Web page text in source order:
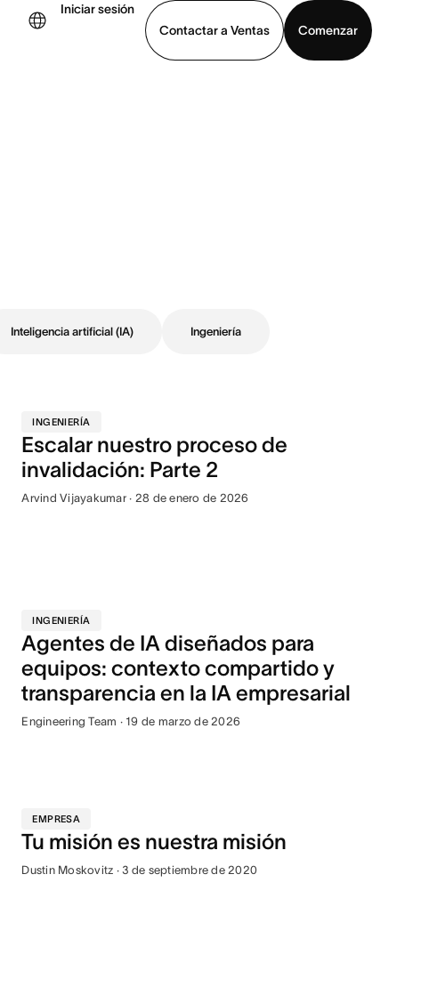
Iniciar sesión
Contactar a Ventas
Comenzar
Inteligencia artificial (IA) Ingeniería
INGENIERÍA
Escalar nuestro proceso de
invalidación: Parte 2
Arvind Vijayakumar · 28 de enero de 2026
INGENIERÍA
Agentes de IA diseñados para
equipos: contexto compartido y
transparencia en la IA empresarial
Engineering Team · 19 de marzo de 2026
EMPRESA
Tu misión es nuestra misión
Dustin Moskovitz · 3 de septiembre de 2020